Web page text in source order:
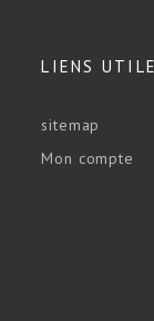
LIENS
sitemap
Mon compte